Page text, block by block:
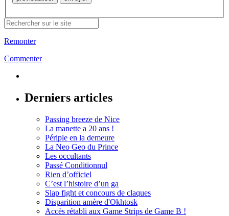
Remonter
Commenter
Derniers articles
Passing breeze de Nice
La manette a 20 ans !
Périple en la demeure
La Neo Geo du Prince
Les occultants
Passé Conditionnul
Rien d’officiel
C’est l’histoire d’un ga
Slap fight et concours de claques
Disparition amère d'Okhtosk
Accès rétabli aux Game Strips de Game B !